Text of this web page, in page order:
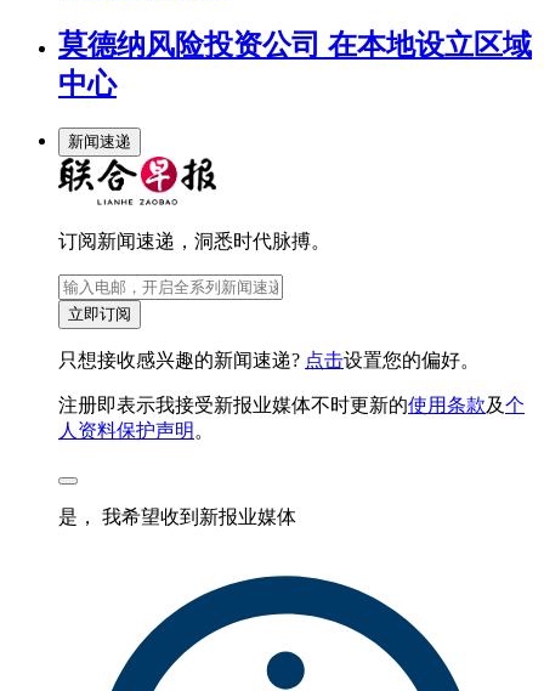
莫德纳风险投资公司 在本地设立区域
中心
新闻速递
订阅新闻速递，洞悉时代脉搏。
立即订阅
只想接收感兴趣的新闻速递? 点击设置您的偏好。
注册即表示我接受新报业媒体不时更新的使用条款及个
人资料保护声明 。
是， 我希望收到新报业媒体